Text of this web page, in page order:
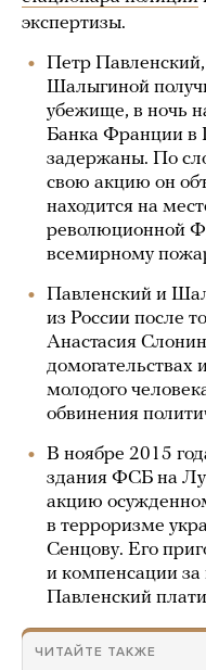
экспертизы.
Петр
Шалыгиной
убежище, в ночь
Банка Франции в
задержаны. По
свою акцию он
находится на
революционной
всемирному
Павленский и
из России после
Анастасия
домогательствах
молодого
обвинения
В ноябре 2015
здания ФСБ на
акцию
в терроризме
Сенцову. Его
и компенсации
Павленский
ЧИТАЙТЕ ТАКЖЕ